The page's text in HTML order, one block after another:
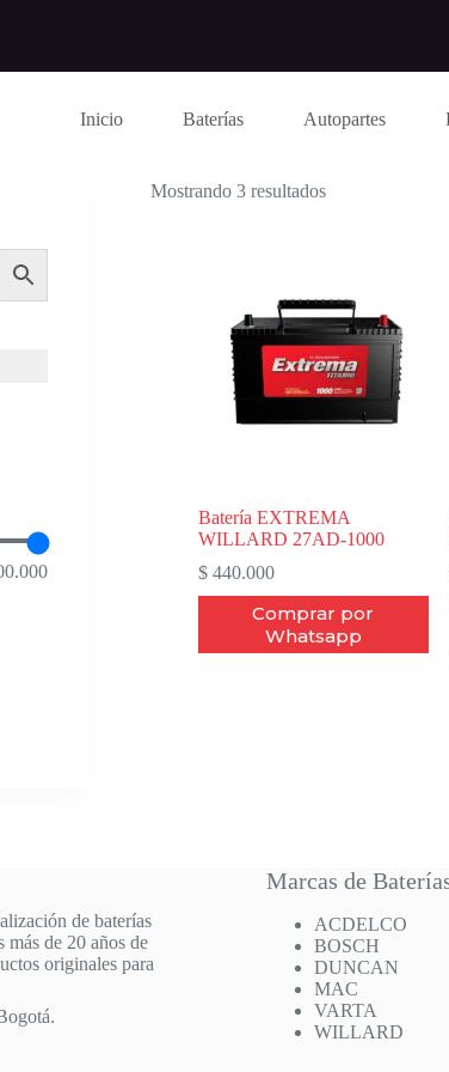
Inicio Baterías Autopartes
Mostrando 3 resultados
Batería EXTREMA
WILLARD 27AD-1000
$440.000
Comprar por
Whatsapp
de baterías
más de 20 años de
originales para
Marcas de
ACDELCO
BOSCH
DUNCAN
MAC
VARTA
WILLARD